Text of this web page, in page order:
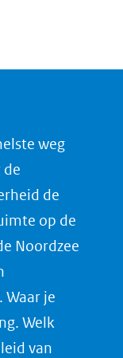
weg
de
op de
Noordzee
je
Welk
van